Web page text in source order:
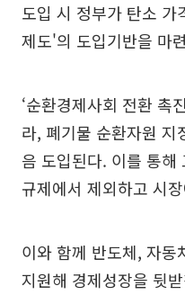
도입 시 정부가 탄소
제도'의 도입기반을 마
‘순환경제사회 전환 촉
라, 폐기물 순환자원 지
음 도입된다. 이를 통해
규제에서 제외하고 시
이와 함께 반도체, 자동
지원해 경제성장을 뒷